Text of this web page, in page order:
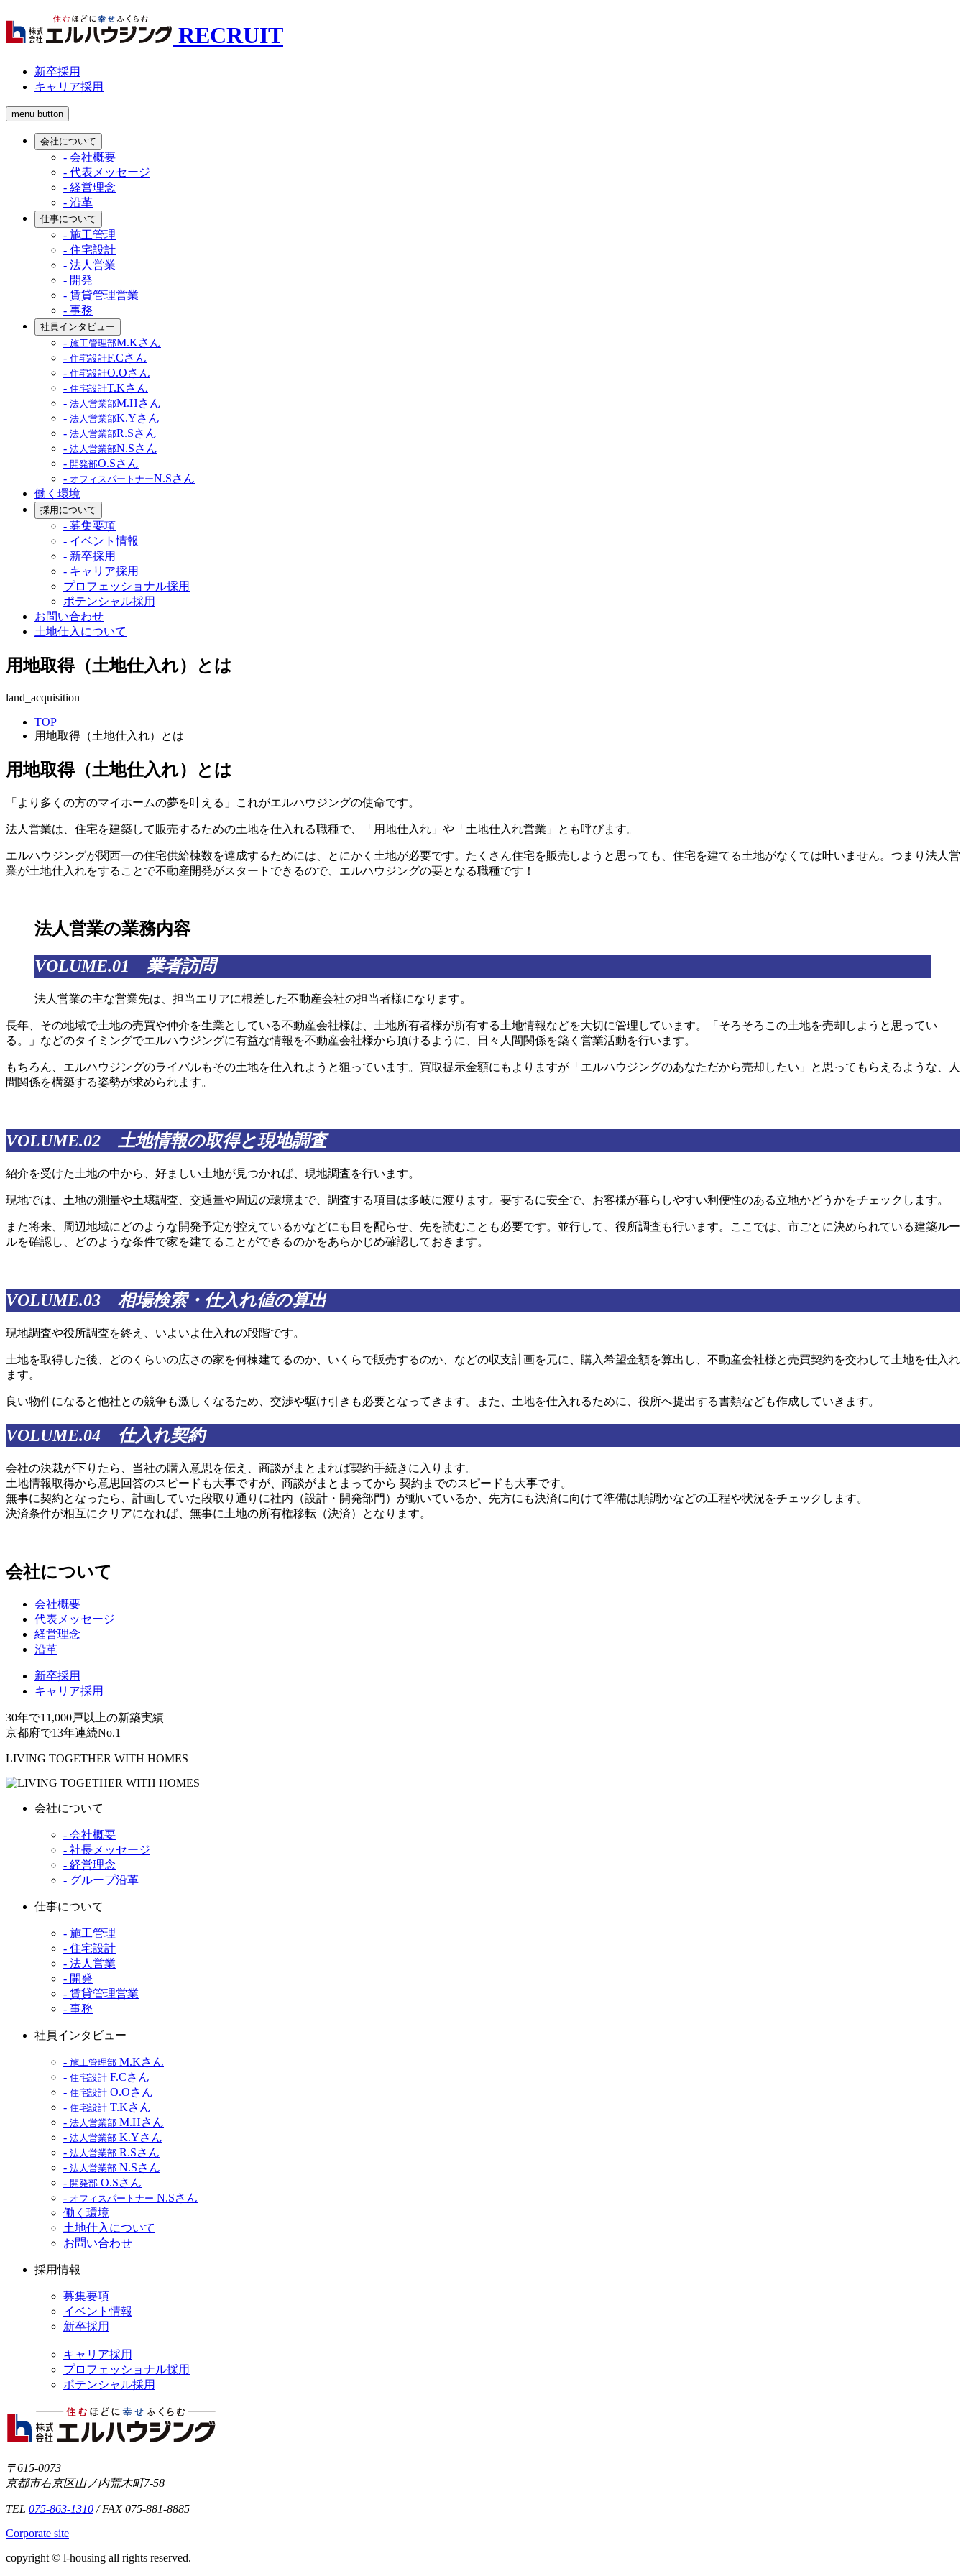
RECRUIT
新卒採用
キャリア採用
menu button
会社について
- 会社概要
- 代表メッセージ
- 経営理念
- 沿革
仕事について
- 施工管理
- 住宅設計
- 法人営業
- 開発
- 賃貸管理営業
- 事務
社員インタビュー
- 施工管理部M.Kさん
- 住宅設計F.Cさん
- 住宅設計O.Oさん
- 住宅設計T.Kさん
- 法人営業部M.Hさん
- 法人営業部K.Yさん
- 法人営業部R.Sさん
- 法人営業部N.Sさん
- 開発部O.Sさん
- オフィスパートナーN.Sさん
働く環境
採用について
- 募集要項
- イベント情報
- 新卒採用
- キャリア採用
プロフェッショナル採用
ポテンシャル採用
お問い合わせ
土地仕入について
用地取得（土地仕入れ）とは
land_acquisition
TOP
用地取得（土地仕入れ）とは
用地取得（土地仕入れ）とは
「より多くの方のマイホームの夢を叶える」これがエルハウジングの使命です。
法人営業は、住宅を建築して販売するための土地を仕入れる職種で、「用地仕入れ」や「土地仕入れ営業」とも呼びます。
エルハウジングが関西一の住宅供給棟数を達成するためには、とにかく土地が必要です。たくさん住宅を販売しようと思っても、住宅を建てる土地がなくては叶いません。つまり法人営
業が土地仕入れをすることで不動産開発がスタートできるので、エルハウジングの要となる職種です！
法人営業の業務内容
VOLUME.01 業者訪問
法人営業の主な営業先は、担当エリアに根差した不動産会社の担当者様になります。
長年、その地域で土地の売買や仲介を生業としている不動産会社様は、土地所有者様が所有する土地情報などを大切に管理しています。「そろそろこの土地を売却しようと思ってい
る。」などのタイミングでエルハウジングに有益な情報を不動産会社様から頂けるように、日々人間関係を築く営業活動を行います。
もちろん、エルハウジングのライバルもその土地を仕入れようと狙っています。買取提示金額にもよりますが「エルハウジングのあなただから売却したい」と思ってもらえるような、人
間関係を構築する姿勢が求められます。
VOLUME.02 土地情報の取得と現地調査
紹介を受けた土地の中から、好ましい土地が見つかれば、現地調査を行います。
現地では、土地の測量や土壌調査、交通量や周辺の環境まで、調査する項目は多岐に渡ります。要するに安全で、お客様が暮らしやすい利便性のある立地かどうかをチェックします。
また将来、周辺地域にどのような開発予定が控えているかなどにも目を配らせ、先を読むことも必要です。並行して、役所調査も行います。ここでは、市ごとに決められている建築ルー
ルを確認し、どのような条件で家を建てることができるのかをあらかじめ確認しておきます。
VOLUME.03 相場検索・仕入れ値の算出
現地調査や役所調査を終え、いよいよ仕入れの段階です。
土地を取得した後、どのくらいの広さの家を何棟建てるのか、いくらで販売するのか、などの収支計画を元に、購入希望金額を算出し、不動産会社様と売買契約を交わして土地を仕入れ
ます。
良い物件になると他社との競争も激しくなるため、交渉や駆け引きも必要となってきます。また、土地を仕入れるために、役所へ提出する書類なども作成していきます。
VOLUME.04 仕入れ契約
会社の決裁が下りたら、当社の購入意思を伝え、商談がまとまれば契約手続きに入ります。
土地情報取得から意思回答のスピードも大事ですが、商談がまとまってから 契約までのスピードも大事です。
無事に契約となったら、計画していた段取り通りに社内（設計・開発部門）が動いているか、先方にも決済に向けて準備は順調かなどの工程や状況をチェックします。
決済条件が相互にクリアになれば、無事に土地の所有権移転（決済）となります。
会社について
会社概要
代表メッセージ
経営理念
沿革
新卒採用
キャリア採用
30年で11,000戸以上の新築実績
京都府で13年連続No.1
LIVING TOGETHER WITH HOMES
会社について
- 会社概要
- 社長メッセージ
- 経営理念
- グループ沿革
仕事について
- 施工管理
- 住宅設計
- 法人営業
- 開発
- 賃貸管理営業
- 事務
社員インタビュー
- 施工管理部 M.Kさん
- 住宅設計 F.Cさん
- 住宅設計 O.Oさん
- 住宅設計 T.Kさん
- 法人営業部 M.Hさん
- 法人営業部 K.Yさん
- 法人営業部 R.Sさん
- 法人営業部 N.Sさん
- 開発部 O.Sさん
- オフィスパートナー N.Sさん
働く環境
土地仕入について
お問い合わせ
採用情報
募集要項
イベント情報
新卒採用
キャリア採用
プロフェッショナル採用
ポテンシャル採用
〒615-0073
京都市右京区山ノ内荒木町7-58
TEL 075-863-1310 / FAX 075-881-8885
Corporate site
copyright © l-housing all rights reserved.